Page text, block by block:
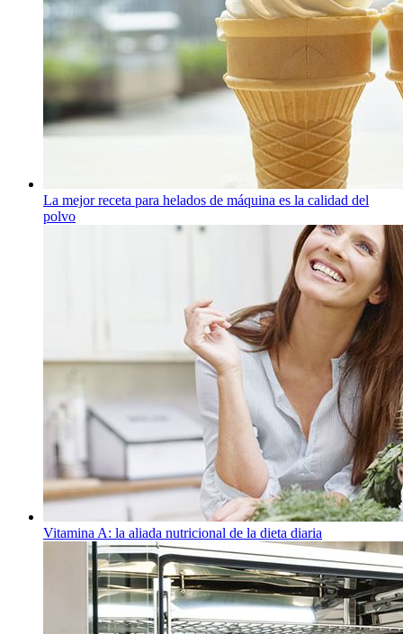
La mejor receta para helados de máquina es la calidad del
polvo
Vitamina A: la aliada nutricional de la dieta diaria